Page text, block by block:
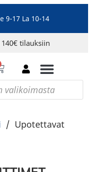
9-17 La 10-14
tilauksiin
/ Upotettavat